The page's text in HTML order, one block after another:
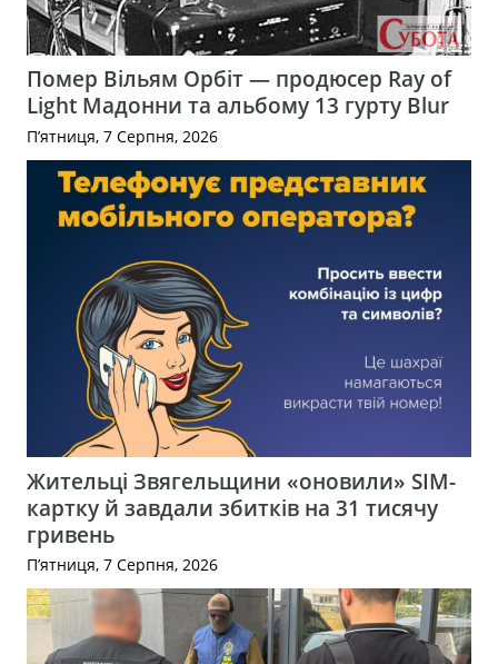
Помер Вільям Орбіт — продюсер Ray of
Light Мадонни та альбому 13 гурту Blur
П’ятниця, 7 Серпня, 2026
Жительці Звягельщини «оновили» SIM-
картку й завдали збитків на 31 тисячу
гривень
П’ятниця, 7 Серпня, 2026